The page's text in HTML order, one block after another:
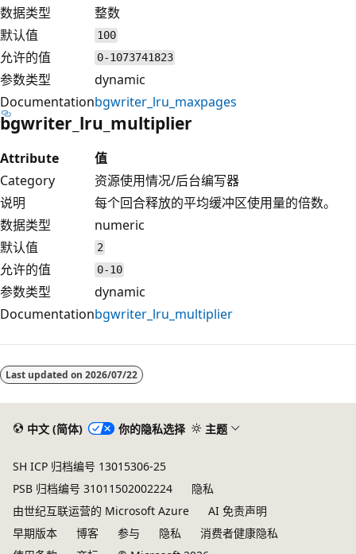
数据类型
整数
默认值
100
允许的值 0-1073741823
参数类型
dynamic
Documentationbgwriter_lru_maxpages
bgwriter_lru_multiplier
Attribute
值
Category
资源使用情况/后台编写器
说明
每个回合释放的平均缓冲区使用量的倍数。
数据类型
numeric
默认值
2
允许的值 0-10
参数类型
dynamic
Documentationbgwriter_lru_multiplier
模
式
Last updated on 2026/07/22
中文 (简体) 你的隐私选择 主题
SH ICP 归档编号 13015306-25
PSB 归档编号 31011502002224
隐私
由世纪互联运营的 Microsoft Azure
AI 免责声明
早期版本
博客 参与 隐私
消费者健康隐私